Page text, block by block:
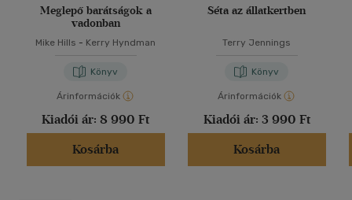
Meglepő barátságok a
vadonban
Mike Hills - Kerry Hyndman
Könyv
Árinformációk
Kiadói ár: 8 990 Ft
Kosárba
Séta az állatkertben
Terry Jennings
Könyv
Árinformációk
Kiadói ár: 3 990 Ft
Kosárba